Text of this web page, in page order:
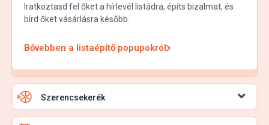
Iratkoztasd fel őket a hírlevél listádra, építs bizalmat, és
bírd őket vásárlásra később.
Bővebben a listaépítő popupokról
Szerencsekerék